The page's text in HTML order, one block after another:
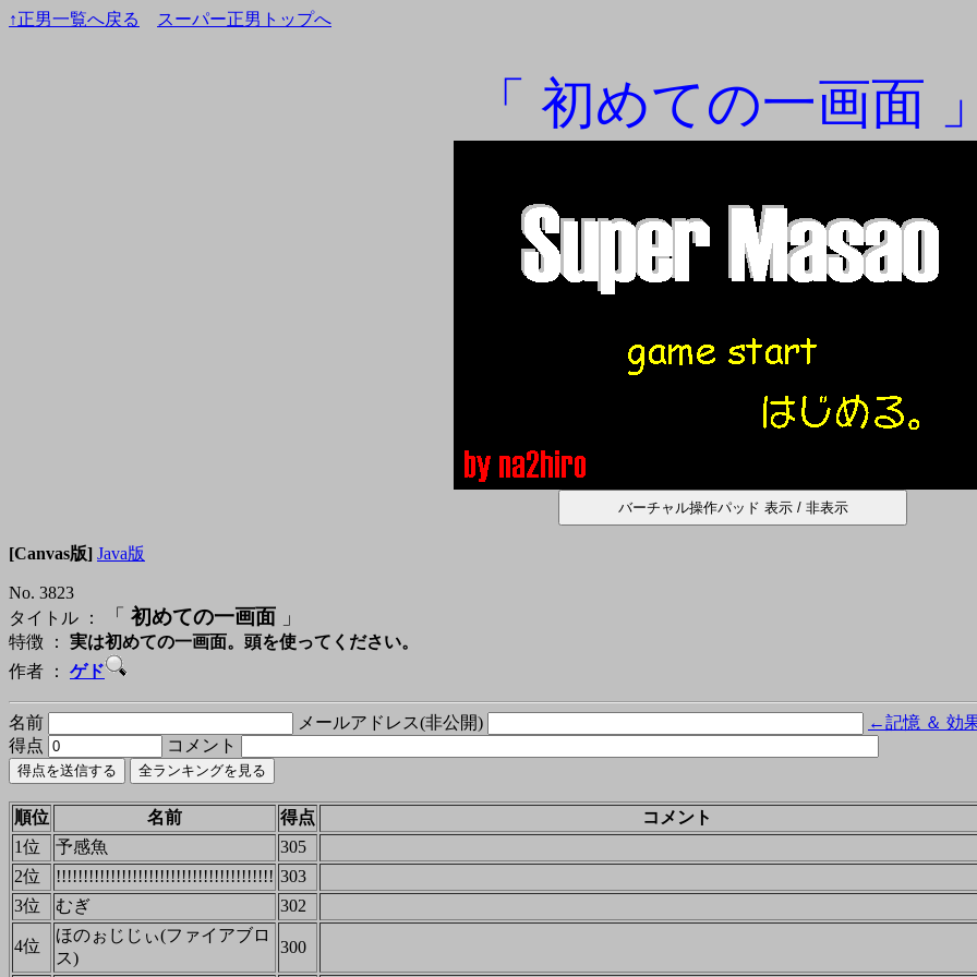
↑正男一覧へ戻る スーパー正男トップへ
「 初めての一画面 」
[Canvas版] Java版
No. 3823
タイトル ：
「 初めての一画面 」
特徴 ： 実は初めての一画面。頭を使ってください。
作者 ： ゲド
名前 メールアドレス(非公開) ←記憶 ＆ 効
得点
コメント
順位 名前 得点 コメント
1位
予感魚 305
2位
!!!!!!!!!!!!!!!!!!!!!!!!!!!!!!!!!!!!!!!! 303
3位
むぎ 302
4位
ほのぉじじぃ(ファイアブロ
ス)
300